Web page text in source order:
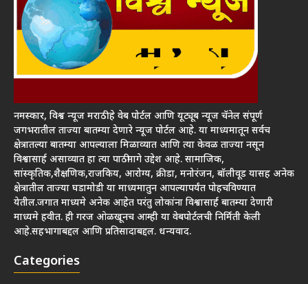
नमस्कार, विश्व न्यूज मराठी हे वेब पोर्टल आणि यूट्यूब न्यूज चॅनेल संपूर्ण
जगभरातील ताज्या बातम्या देणारे न्यूज पोर्टल आहे. या माध्यमातून सर्वच
क्षेत्रातल्या बातम्या आपल्याला मिळाव्यात आणि त्या केवळ ताज्या नसून
विश्वासार्ह असाव्यात हा त्या पाठीमागे उद्देश आहे. सामाजिक,
सांस्कृतिक,शैक्षणिक,राजकिय, आरोग्य, क्रीडा, मनोरंजन, बॉलीवूड यासह अनेक
क्षेत्रातील ताज्या घडामोडी या माध्यमातुन आपल्यापर्यंत पोहचविण्यात
येतील.जगात माध्यमे अनेक आहेत परंतु लोकांना विश्वासार्ह बातम्या देणारी
माध्यमे हवीत. ही गरज ओळखूनच आम्ही या वेबपोर्टलची निर्मिती केली
आहे.सहभागाबद्दल आणि प्रतिसादाबद्दल. धन्यवाद.
Categories